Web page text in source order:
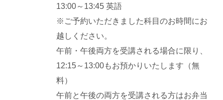
13:00～13:45 英語
※ご予約いただきました科目のお時間にお
越しください。
午前・午後両方を受講される場合に限り、
12:15～13:00もお預かりいたします（無
料）
午前と午後の両方を受講される方はお弁当